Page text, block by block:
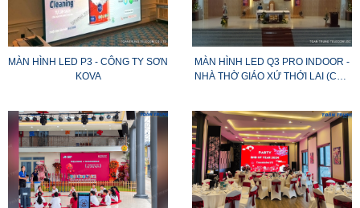
MÀN HÌNH LED P3 - CÔNG TY SƠN
KOVA
MÀN HÌNH LED Q3 PRO INDOOR -
NHÀ THỜ GIÁO XỨ THỚI LAI (CẦN